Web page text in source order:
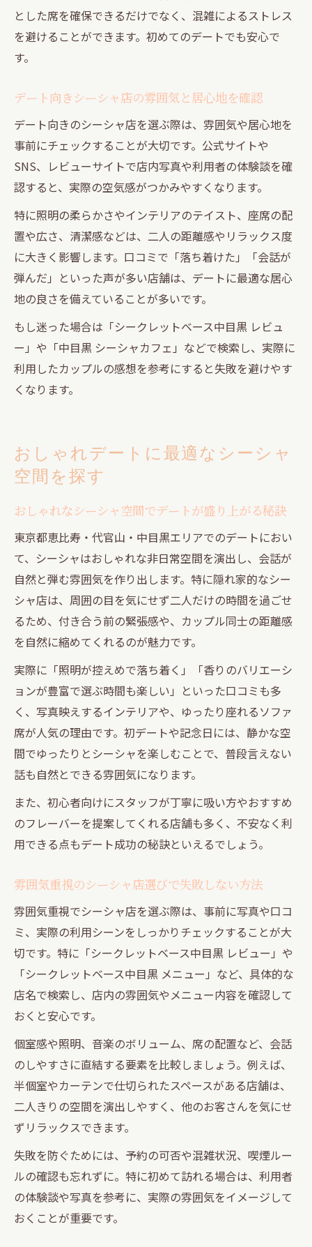
とした席を確保できるだけでなく、混雑によるストレス
を避けることができます。初めてのデートでも安心で
す。
デート向きシーシャ店の雰囲気と居心地を確認
デート向きのシーシャ店を選ぶ際は、雰囲気や居心地を
事前にチェックすることが大切です。公式サイトや
SNS、レビューサイトで店内写真や利用者の体験談を確
認すると、実際の空気感がつかみやすくなります。
特に照明の柔らかさやインテリアのテイスト、座席の配
置や広さ、清潔感などは、二人の距離感やリラックス度
に大きく影響します。口コミで「落ち着けた」「会話が
弾んだ」といった声が多い店舗は、デートに最適な居心
地の良さを備えていることが多いです。
もし迷った場合は「シークレットベース中目黒 レビュ
ー」や「中目黒 シーシャカフェ」などで検索し、実際に
利用したカップルの感想を参考にすると失敗を避けやす
くなります。
おしゃれデートに最適なシーシャ
空間を探す
おしゃれなシーシャ空間でデートが盛り上がる秘訣
東京都恵比寿・代官山・中目黒エリアでのデートにおい
て、シーシャはおしゃれな非日常空間を演出し、会話が
自然と弾む雰囲気を作り出します。特に隠れ家的なシー
シャ店は、周囲の目を気にせず二人だけの時間を過ごせ
るため、付き合う前の緊張感や、カップル同士の距離感
を自然に縮めてくれるのが魅力です。
実際に「照明が控えめで落ち着く」「香りのバリエーシ
ョンが豊富で選ぶ時間も楽しい」といった口コミも多
く、写真映えするインテリアや、ゆったり座れるソファ
席が人気の理由です。初デートや記念日には、静かな空
間でゆったりとシーシャを楽しむことで、普段言えない
話も自然とできる雰囲気になります。
また、初心者向けにスタッフが丁寧に吸い方やおすすめ
のフレーバーを提案してくれる店舗も多く、不安なく利
用できる点もデート成功の秘訣といえるでしょう。
雰囲気重視のシーシャ店選びで失敗しない方法
雰囲気重視でシーシャ店を選ぶ際は、事前に写真や口コ
ミ、実際の利用シーンをしっかりチェックすることが大
切です。特に「シークレットベース中目黒 レビュー」や
「シークレットベース中目黒 メニュー」など、具体的な
店名で検索し、店内の雰囲気やメニュー内容を確認して
おくと安心です。
個室感や照明、音楽のボリューム、席の配置など、会話
のしやすさに直結する要素を比較しましょう。例えば、
半個室やカーテンで仕切られたスペースがある店舗は、
二人きりの空間を演出しやすく、他のお客さんを気にせ
ずリラックスできます。
失敗を防ぐためには、予約の可否や混雑状況、喫煙ルー
ルの確認も忘れずに。特に初めて訪れる場合は、利用者
の体験談や写真を参考に、実際の雰囲気をイメージして
おくことが重要です。